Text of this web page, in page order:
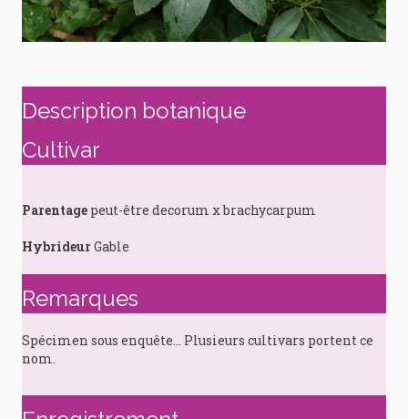
Description botanique
Cultivar
Parentage peut-être decorum x brachycarpum
HybrideurGable
Remarques
Spécimen sous enquête… Plusieurs cultivars portent ce
nom.